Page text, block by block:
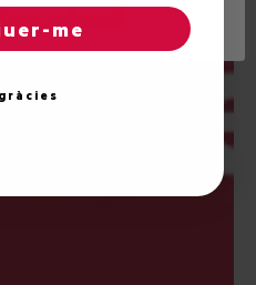
Acceptar totes
me